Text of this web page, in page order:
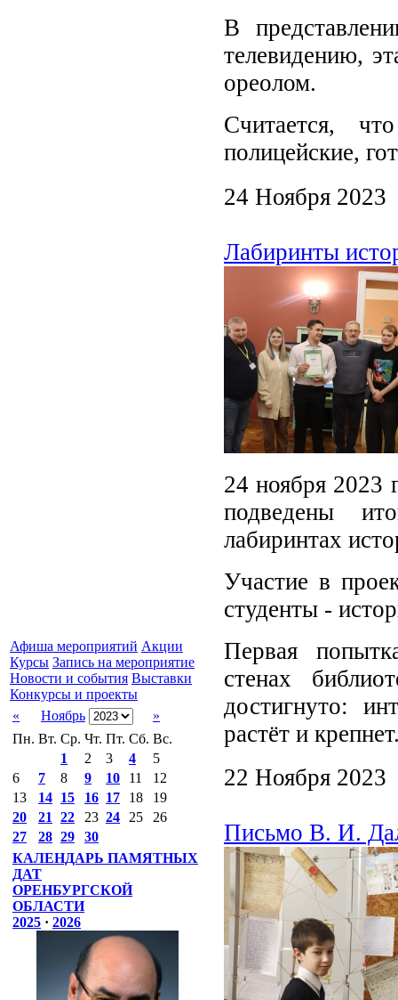
Афиша мероприятий Акции
Курсы Запись на мероприятие
Новости и события Выставки
Конкурсы и проекты
«
Ноябрь
»
Пн. Вт. Ср. Чт. Пт. Сб. Вс.
1
2 3 4
5
6
7 8 9 10 11
12
13
14 15 16 17 18
19
20
21 22 23 24 25
26
27
28 29
30
КАЛЕНДАРЬ ПАМЯТНЫХ
ДАТ
ОРЕНБУРГСКОЙ
ОБЛАСТИ
2025 · 2026
В
телевидению,
ореолом.
Считается,
полицейские,
24 Ноября 2023
Лабиринты
24 ноября 2023
подведены
лабиринтах
Участие в
студенты -
Первая
стенах
достигнуто:
растёт и
22 Ноября 2023
Письмо В. И.